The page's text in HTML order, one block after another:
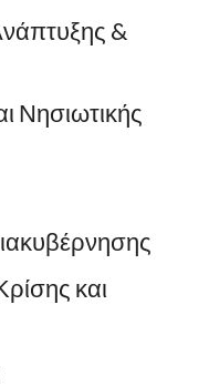
&
Νησιωτικής
και